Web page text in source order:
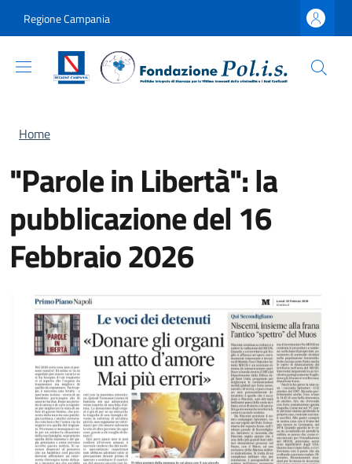
Regione Campania
Briciole di pane
Home
"Parole in Libertà": la
pubblicazione del 16
Febbraio 2026